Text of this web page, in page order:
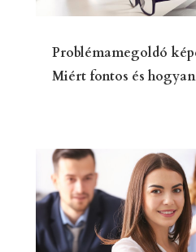
Problémamegoldó
Miért fontos és